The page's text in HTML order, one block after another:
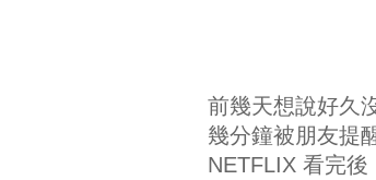
前幾天想說好久
幾分鐘被朋友提
NETFLIX 看完